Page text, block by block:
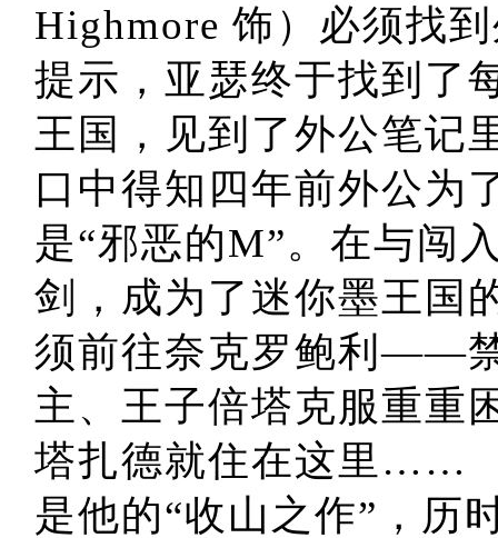
Highmore 饰）必须找
提示，亚瑟终于找到了
王国，见到了外公笔记
口中得知四年前外公为
是“邪恶的M”。在与闯
剑，成为了迷你墨王国
须前往奈克罗鲍利——
主、王子倍塔克服重重
塔扎德就住在这里……
是他的“收山之作”，历